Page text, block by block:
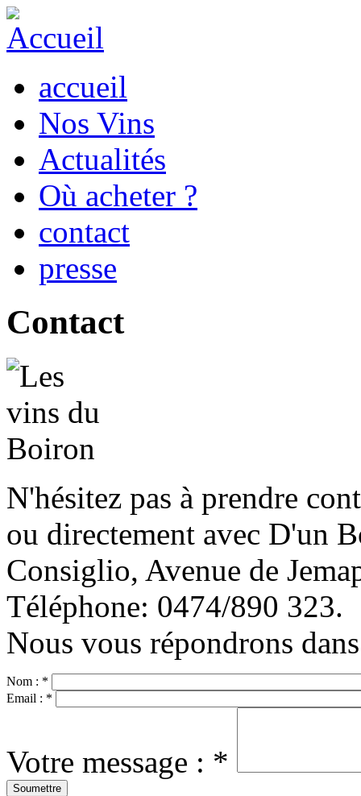
accueil
Nos Vins
Actualités
Où acheter ?
contact
presse
Contact
N'hésitez pas à prendre
ou directement avec D'un
Consiglio, Avenue de
Téléphone: 0474/890 323.
Nous vous répondrons
Nom : *
Email : *
Votre message : *